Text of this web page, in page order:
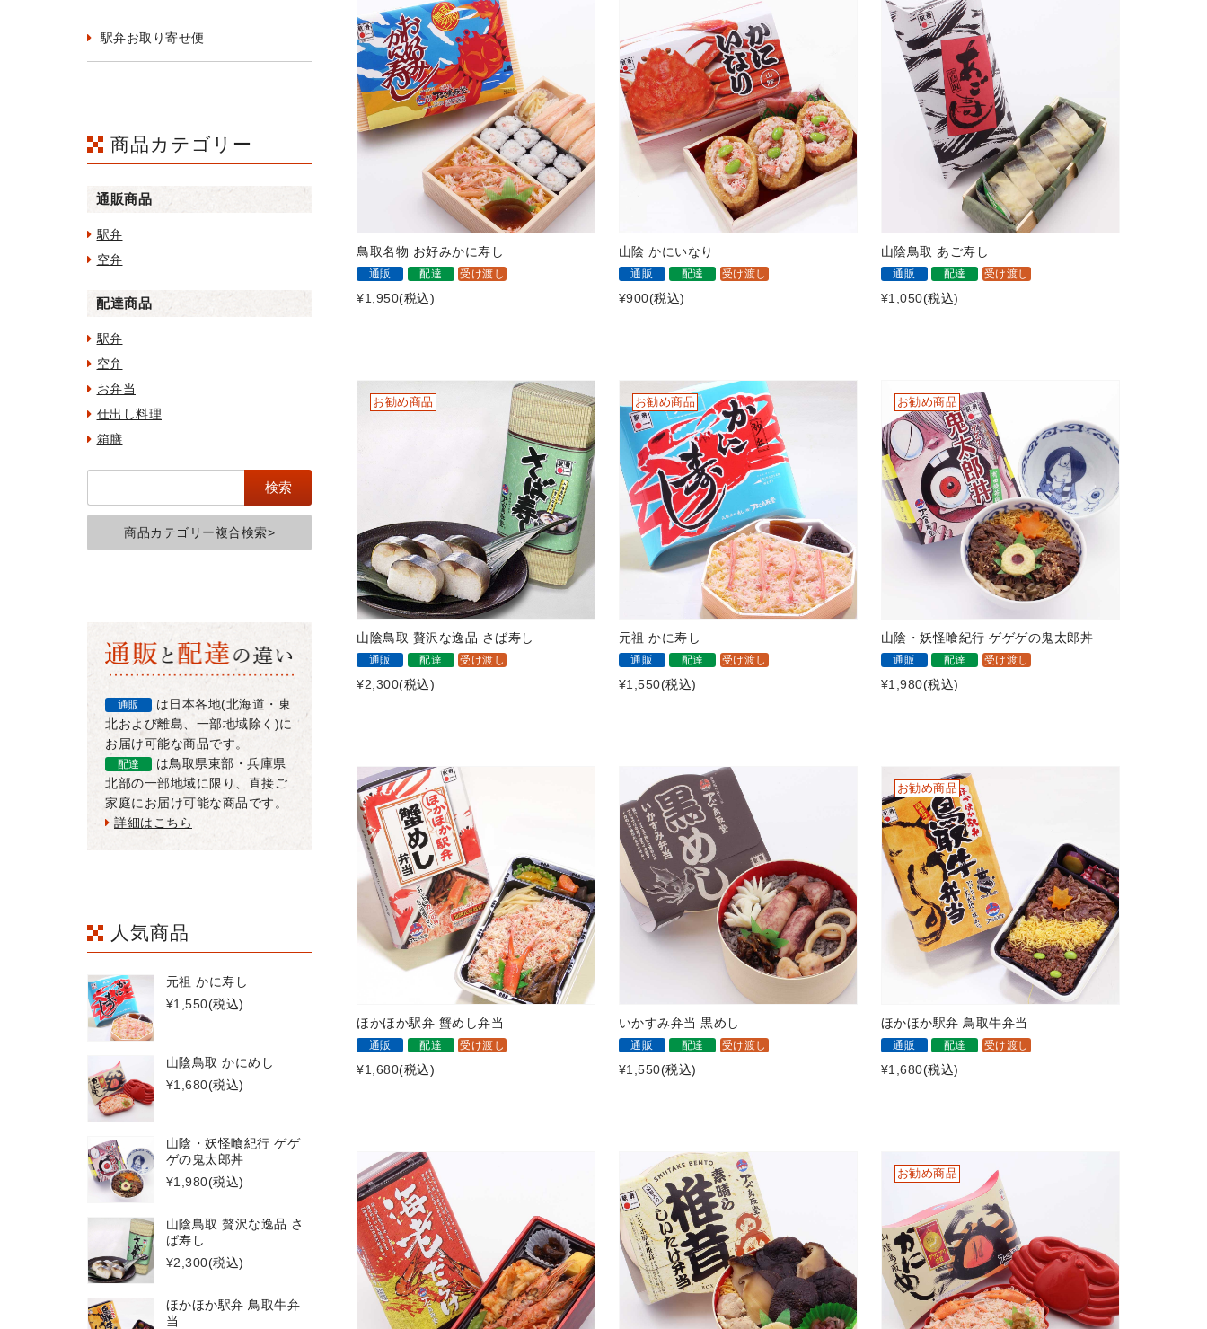
鳥取名物 お好みかに寿し
通販 配達 受け渡し
¥1,950(税込)
山陰 かにいなり
通販 配達 受け渡し
¥900(税込)
山陰鳥取 あご寿し
通販 配達 受け渡し
¥1,050(税込)
お勧め商品
山陰鳥取 贅沢な逸品 さば寿し
通販 配達 受け渡し
¥2,300(税込)
お勧め商品
元祖 かに寿し
通販 配達 受け渡し
¥1,550(税込)
お勧め商品
山陰・妖怪喰紀行 ゲゲゲの鬼太郎丼
通販 配達 受け渡し
¥1,980(税込)
ほかほか駅弁 蟹めし弁当
通販 配達 受け渡し
¥1,680(税込)
いかすみ弁当 黒めし
通販 配達 受け渡し
¥1,550(税込)
お勧め商品
ほかほか駅弁 鳥取牛弁当
通販 配達 受け渡し
¥1,680(税込)
お勧め商品
駅弁お取り寄せ便
商品カテゴリー
通販商品
駅弁
空弁
配達商品
駅弁
空弁
お弁当
仕出し料理
箱膳
商品カテゴリー複合検索>
通販
は日本各地(北海道・東
北および離島、一部地域除く)に
お届け可能な商品です。
配達
は鳥取県東部・兵庫県
北部の一部地域に限り、直接ご
家庭にお届け可能な商品です。
詳細はこちら
人気商品
元祖 かに寿し
¥1,550(税込)
山陰鳥取 かにめし
¥1,680(税込)
山陰・妖怪喰紀行 ゲゲ
ゲの鬼太郎丼
¥1,980(税込)
山陰鳥取 贅沢な逸品 さ
ば寿し
¥2,300(税込)
ほかほか駅弁 鳥取牛弁
当